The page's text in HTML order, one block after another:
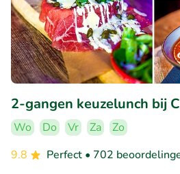
2-gangen keuzelunch bij
Wo Do Vr Za
Zo
9.8
Perfect • 702